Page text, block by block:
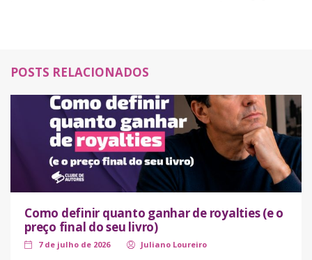
POSTS RELACIONADOS
Como definir quanto ganhar de royalties (e o
preço final do seu livro)
7 de julho de 2026 Juliano Loureiro